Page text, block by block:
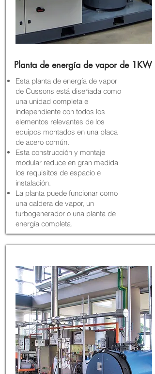
Planta de energía de vapor de 1KW
Esta planta de energía de vapor
de Cussons está diseñada como
una unidad completa e
independiente con todos los
elementos relevantes de los
equipos montados en una placa
de acero común.
Esta construcción y montaje
modular reduce en gran medida
los requisitos de espacio e
instalación.
La planta puede funcionar como
una caldera de vapor, un
turbogenerador o una planta de
energía completa.